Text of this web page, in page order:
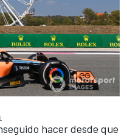
hacer desde que